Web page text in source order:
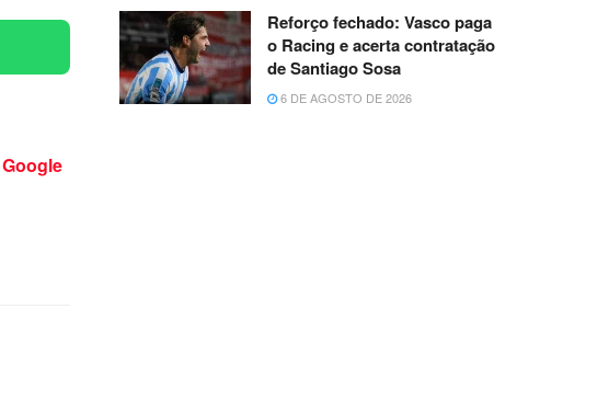
Google
Reforço fechado: Vasco paga
o Racing e acerta contratação
de Santiago Sosa
6 DE AGOSTO DE 2026